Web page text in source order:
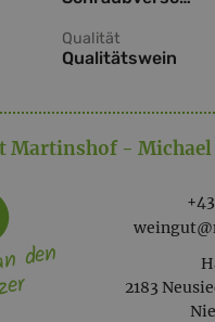
Qualität
Qualitätswein
Martinshof -
2183
den